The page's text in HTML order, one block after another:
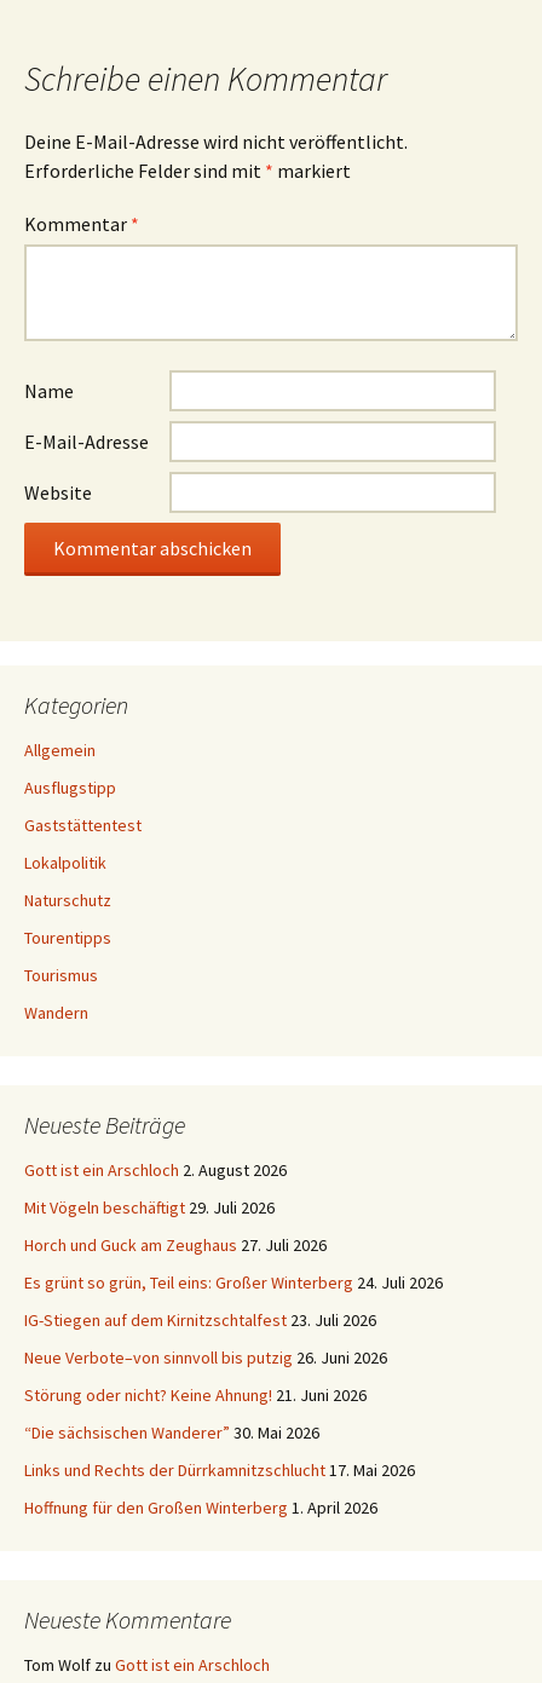
Schreibe einen Kommentar
Deine E-Mail-Adresse wird nicht veröffentlicht.
Erforderliche Felder sind mit * markiert
Kommentar *
Name
E-Mail-Adresse
Website
Kategorien
Allgemein
Ausflugstipp
Gaststättentest
Lokalpolitik
Naturschutz
Tourentipps
Tourismus
Wandern
Neueste Beiträge
Gott ist ein Arschloch 2. August 2026
Mit Vögeln beschäftigt 29. Juli 2026
Horch und Guck am Zeughaus 27. Juli 2026
Es grünt so grün, Teil eins: Großer Winterberg 24. Juli 2026
IG-Stiegen auf dem Kirnitzschtalfest 23. Juli 2026
Neue Verbote–von sinnvoll bis putzig 26. Juni 2026
Störung oder nicht? Keine Ahnung! 21. Juni 2026
“Die sächsischen Wanderer” 30. Mai 2026
Links und Rechts der Dürrkamnitzschlucht 17. Mai 2026
Hoffnung für den Großen Winterberg 1. April 2026
Neueste Kommentare
Tom Wolf zu Gott ist ein Arschloch